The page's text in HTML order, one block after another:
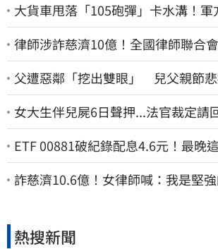
大貨車甩落「105砲彈」卡水溝！軍
律師涉詐慈濟10億！全國律師聯合
父遭惡鄰「挖出雙眼」 兒父親節
女大生伴兒屍6日聲押...法官裁定請
ETF 00881破紀錄配息4.6元！最
主讚：表現超越0050
詐慈濟10.6億！女律師喊：我是堅
熱搜新聞